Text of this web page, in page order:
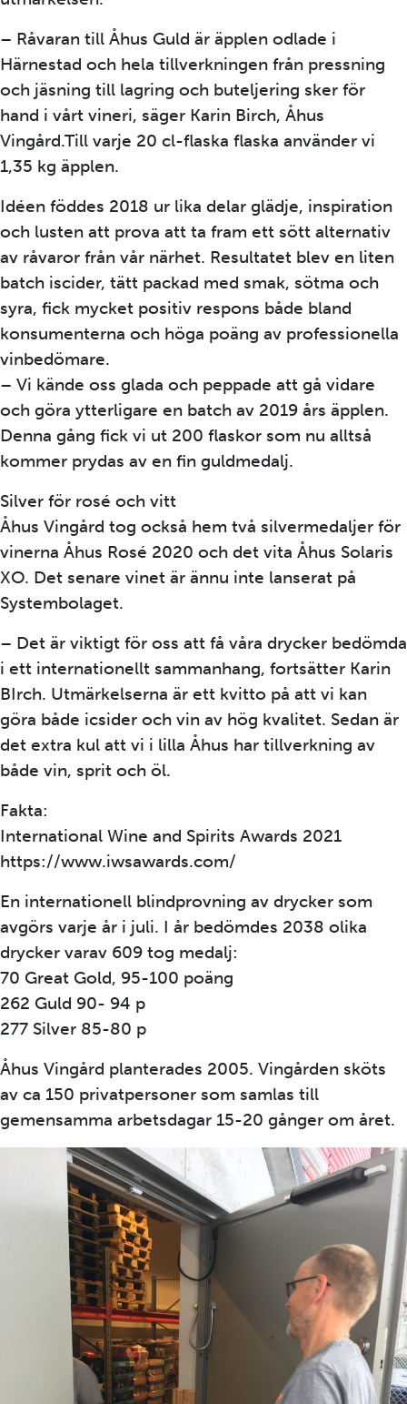
– Råvaran till Åhus Guld är äpplen odlade i
Härnestad och hela tillverkningen från pressning
och jäsning till lagring och buteljering sker för
hand i vårt vineri, säger Karin Birch, Åhus
Vingård.Till varje 20 cl-flaska flaska använder vi
1,35 kg äpplen.
Idéen föddes 2018 ur lika delar glädje, inspiration
och lusten att prova att ta fram ett sött alternativ
av råvaror från vår närhet. Resultatet blev en liten
batch iscider, tätt packad med smak, sötma och
syra, fick mycket positiv respons både bland
konsumenterna och höga poäng av professionella
vinbedömare.
– Vi kände oss glada och peppade att gå vidare
och göra ytterligare en batch av 2019 års äpplen.
Denna gång fick vi ut 200 flaskor som nu alltså
kommer prydas av en fin guldmedalj.
Silver för rosé och vitt
Åhus Vingård tog också hem två silvermedaljer för
vinerna Åhus Rosé 2020 och det vita Åhus Solaris
XO. Det senare vinet är ännu inte lanserat på
Systembolaget.
– Det är viktigt för oss att få våra drycker bedömda
i ett internationellt sammanhang, fortsätter Karin
BIrch. Utmärkelserna är ett kvitto på att vi kan
göra både icsider och vin av hög kvalitet. Sedan är
det extra kul att vi i lilla Åhus har tillverkning av
både vin, sprit och öl.
Fakta:
International Wine and Spirits Awards 2021
https://www.iwsawards.com/
En internationell blindprovning av drycker som
avgörs varje år i juli. I år bedömdes 2038 olika
drycker varav 609 tog medalj:
70 Great Gold, 95-100 poäng
262 Guld 90- 94 p
277 Silver 85-80 p
Åhus Vingård planterades 2005. Vingården sköts
av ca 150 privatpersoner som samlas till
gemensamma arbetsdagar 15-20 gånger om året.